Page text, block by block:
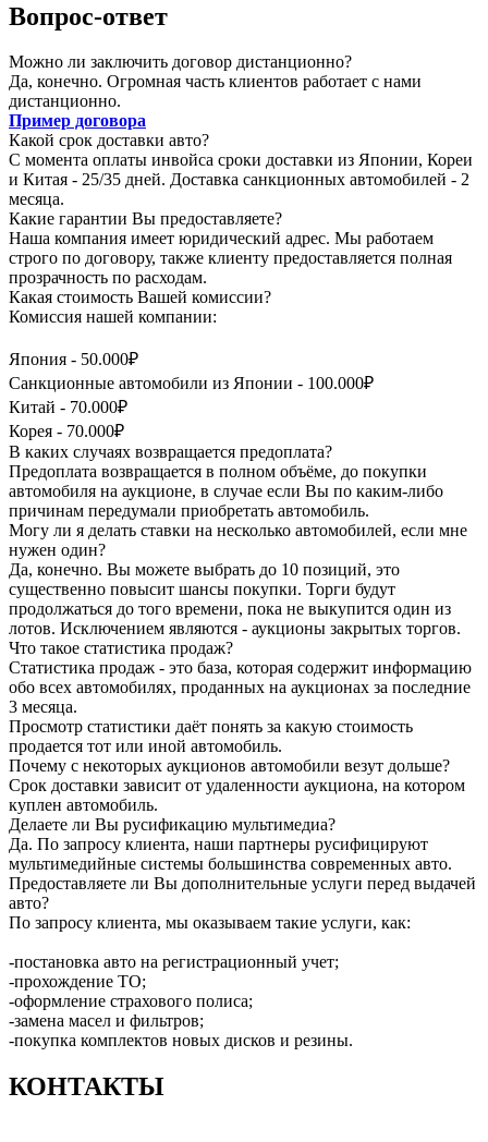
Вопрос-ответ
Можно ли заключить договор дистанционно?
Да, конечно. Огромная часть клиентов работает с нами
дистанционно.
Пример договора
Какой срок доставки авто?
С момента оплаты инвойса сроки доставки из Японии, Кореи
и Китая - 25/35 дней. Доставка санкционных автомобилей - 2
месяца.
Какие гарантии Вы предоставляете?
Наша компания имеет юридический адрес. Мы работаем
строго по договору, также клиенту предоставляется полная
прозрачность по расходам.
Какая стоимость Вашей комиссии?
Комиссия нашей компании:
Япония - 50.000₽
Санкционные автомобили из Японии - 100.000₽
Китай - 70.000₽
Корея - 70.000₽
В каких случаях возвращается предоплата?
Предоплата возвращается в полном объёме, до покупки
автомобиля на аукционе, в случае если Вы по каким-либо
причинам передумали приобретать автомобиль.
Могу ли я делать ставки на несколько автомобилей, если мне
нужен один?
Да, конечно. Вы можете выбрать до 10 позиций, это
существенно повысит шансы покупки. Торги будут
продолжаться до того времени, пока не выкупится один из
лотов. Исключением являются - аукционы закрытых торгов.
Что такое статистика продаж?
Статистика продаж - это база, которая содержит информацию
обо всех автомобилях, проданных на аукционах за последние
3 месяца.
Просмотр статистики даёт понять за какую стоимость
продается тот или иной автомобиль.
Почему с некоторых аукционов автомобили везут дольше?
Срок доставки зависит от удаленности аукциона, на котором
куплен автомобиль.
Делаете ли Вы русификацию мультимедиа?
Да. По запросу клиента, наши партнеры русифицируют
мультимедийные системы большинства современных авто.
Предоставляете ли Вы дополнительные услуги перед выдачей
авто?
По запросу клиента, мы оказываем такие услуги, как:
-постановка авто на регистрационный учет;
-прохождение ТО;
-оформление страхового полиса;
-замена масел и фильтров;
-покупка комплектов новых дисков и резины.
КОНТАКТЫ